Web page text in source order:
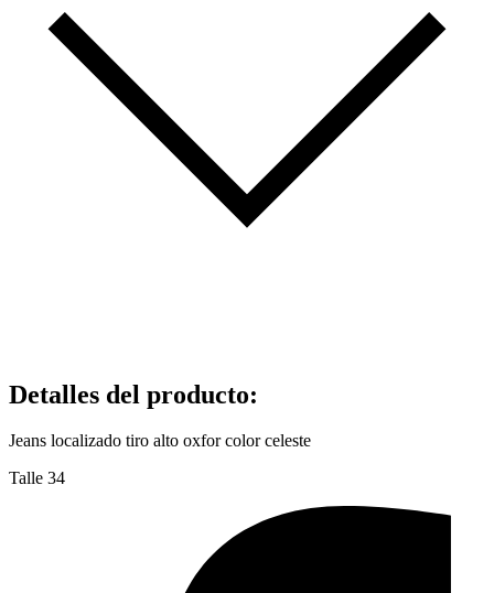
Detalles del producto:
Jeans localizado tiro alto oxfor color celeste
Talle 34